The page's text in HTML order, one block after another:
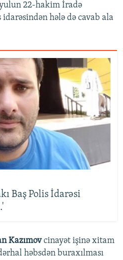
22-hakim İradə
hələ də cavab ala
Baş Polis İdarəsi
Kazımovcinayət işinə xitam
həbsdən buraxılması